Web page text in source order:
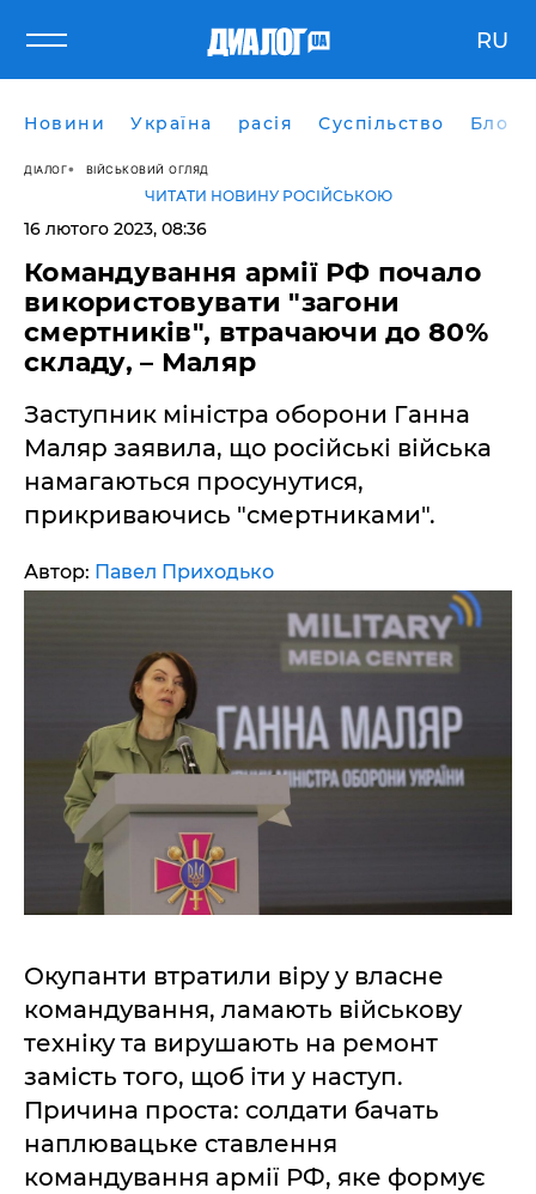
RU
Новини Україна расія Суспільство Блоги
ДІАЛОГ ВІЙСЬКОВИЙ ОГЛЯД
ЧИТАТИ НОВИНУ РОСІЙСЬКОЮ
16 лютого 2023, 08:36
Командування армії РФ почало
використовувати "загони
смертників", втрачаючи до 80%
складу, – Маляр
Заступник міністра оборони Ганна
Маляр заявила, що російські війська
намагаються просунутися,
прикриваючись "смертниками".
Автор: Павел Приходько
Окупанти втратили віру у власне
командування, ламають військову
техніку та вирушають на ремонт
замість того, щоб іти у наступ.
Причина проста: солдати бачать
наплювацьке ставлення
командування армії РФ, яке формує